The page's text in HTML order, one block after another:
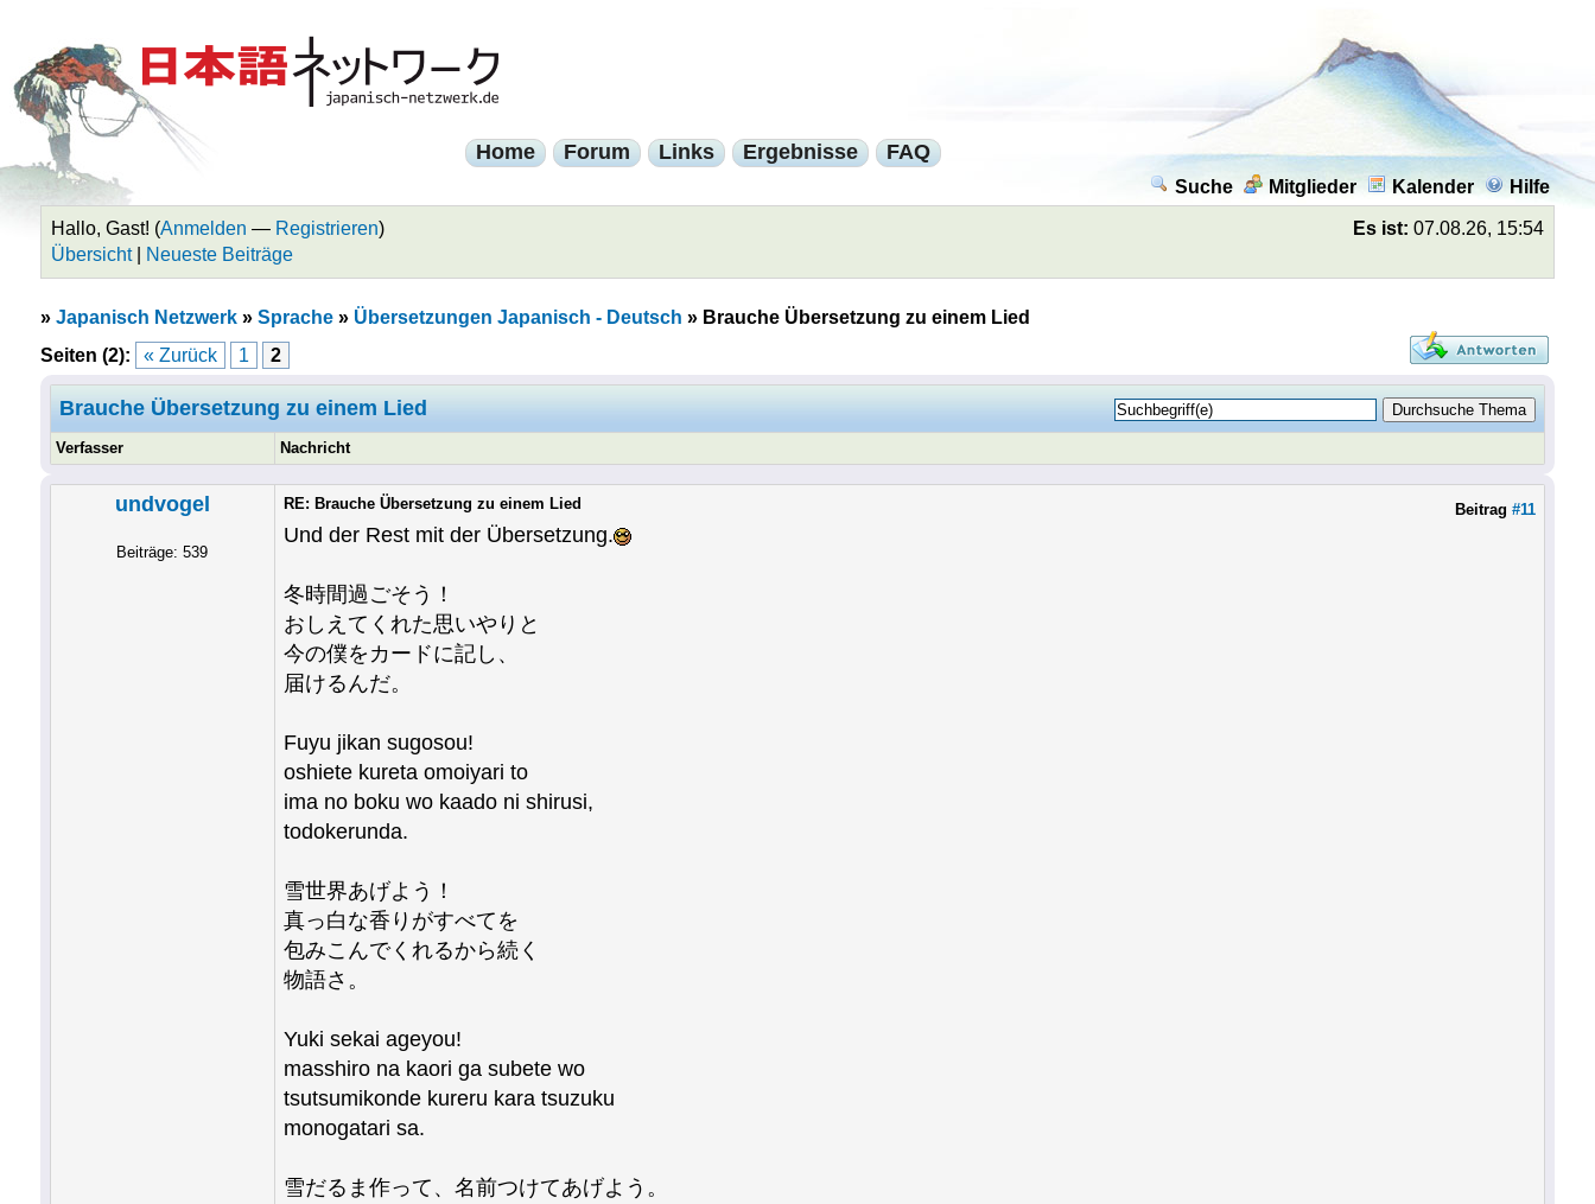
Home Forum Links Ergebnisse FAQ
Suche Mitglieder Kalender Hilfe
Es ist: 07.08.26, 15:54
Hallo, Gast! (Anmelden — Registrieren)
Übersicht| Neueste Beiträge
» Japanisch Netzwerk» Sprache» Übersetzungen Japanisch - Deutsch » Brauche Übersetzung zu einem Lied
Seiten (2):
« Zurück 1 2
Brauche Übersetzung zu einem Lied
Verfasser Nachricht
undvogel
Beiträge: 539
Beitrag #11
RE: Brauche Übersetzung zu einem Lied
Und der Rest mit der Übersetzung.
冬時間過ごそう！
おしえてくれた思いやりと
今の僕をカードに記し、
届けるんだ。
Fuyu jikan sugosou!
oshiete kureta omoiyari to
ima no boku wo kaado ni shirusi,
todokerunda.
雪世界あげよう！
真っ白な香りがすべてを
包みこんでくれるから続く
物語さ。
Yuki sekai ageyou!
masshiro na kaori ga subete wo
tsutsumikonde kureru kara tsuzuku
monogatari sa.
雪だるま作って、名前つけてあげよう。